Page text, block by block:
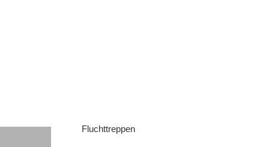
Fluchttreppen